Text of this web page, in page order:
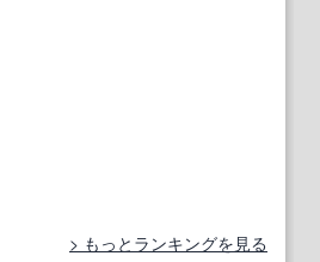
もっとランキングを見る